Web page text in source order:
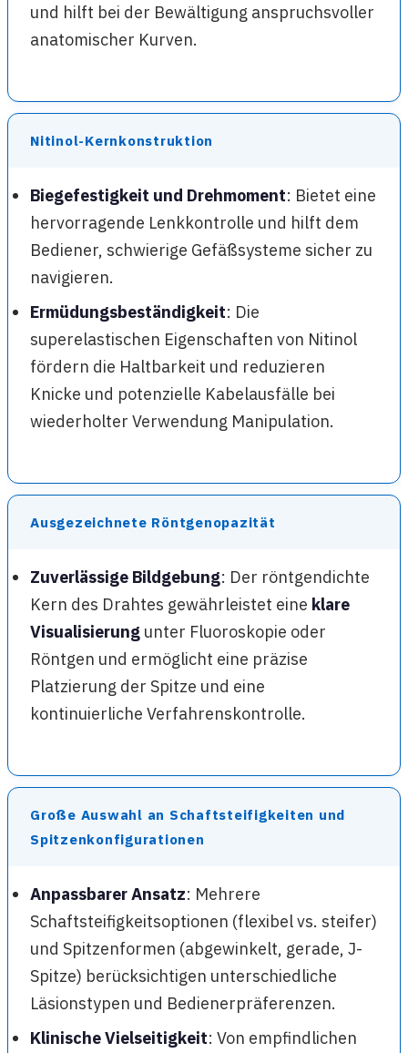
und hilft bei der Bewältigung anspruchsvoller
anatomischer Kurven.
Nitinol-Kernkonstruktion
Biegefestigkeit und Drehmoment: Bietet eine
hervorragende Lenkkontrolle und hilft dem
Bediener, schwierige Gefäßsysteme sicher zu
navigieren.
Ermüdungsbeständigkeit: Die
superelastischen Eigenschaften von Nitinol
fördern die Haltbarkeit und reduzieren
Knicke und potenzielle Kabelausfälle bei
wiederholter Verwendung Manipulation.
Ausgezeichnete Röntgenopazität
Zuverlässige Bildgebung: Der röntgendichte
Kern des Drahtes gewährleistet eine klare
Visualisierung unter Fluoroskopie oder
Röntgen und ermöglicht eine präzise
Platzierung der Spitze und eine
kontinuierliche Verfahrenskontrolle.
Große Auswahl an Schaftsteifigkeiten und
Spitzenkonfigurationen
Anpassbarer Ansatz: Mehrere
Schaftsteifigkeitsoptionen (flexibel vs. steifer)
und Spitzenformen (abgewinkelt, gerade, J-
Spitze) berücksichtigen unterschiedliche
Läsionstypen und Bedienerpräferenzen.
Klinische Vielseitigkeit: Von empfindlichen